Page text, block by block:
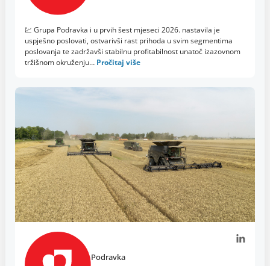
💹 Grupa Podravka i u prvih šest mjeseci 2026. nastavila je
uspješno poslovati, ostvarivši rast prihoda u svim segmentima
poslovanja te zadržavši stabilnu profitabilnost unatoč izazovnom
tržišnom okruženju… Pročitaj više
Podravka